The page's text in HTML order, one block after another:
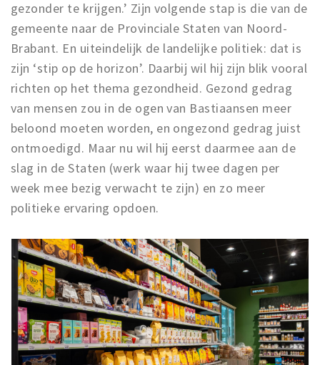
gezonder te krijgen.’ Zijn volgende stap is die van de
gemeente naar de Provinciale Staten van Noord-
Brabant. En uiteindelijk de landelijke politiek: dat is
zijn ‘stip op de horizon’. Daarbij wil hij zijn blik vooral
richten op het thema gezondheid. Gezond gedrag
van mensen zou in de ogen van Bastiaansen meer
beloond moeten worden, en ongezond gedrag juist
ontmoedigd. Maar nu wil hij eerst daarmee aan de
slag in de Staten (werk waar hij twee dagen per
week mee bezig verwacht te zijn) en zo meer
politieke ervaring opdoen.